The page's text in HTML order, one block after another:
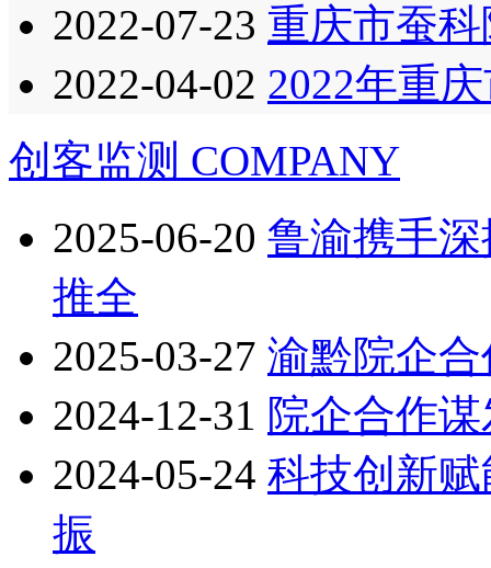
2022-07-23 重庆市蚕
2022-04-02 2022年重
创客监测 COMPANY
2025-06-20 鲁渝携手
推全
2025-03-27 渝黔院企
2024-12-31 院企合作
2024-05-24 科技创新
振